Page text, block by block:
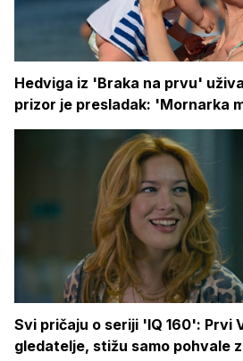
Hedviga iz 'Braka na prvu'
prizor je presladak: 'Mornarka
Svi pričaju o seriji 'IQ 160': Prvi
gledatelje, stižu samo pohvale